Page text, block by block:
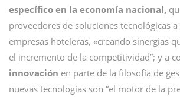
específico en la economía nacional,
proveedores de soluciones tecnológicas
empresas hoteleras, «creando sinergias
el incremento de la competitividad”; y a
innovación en parte de la filosofía de
nuevas tecnologías son “el motor de la